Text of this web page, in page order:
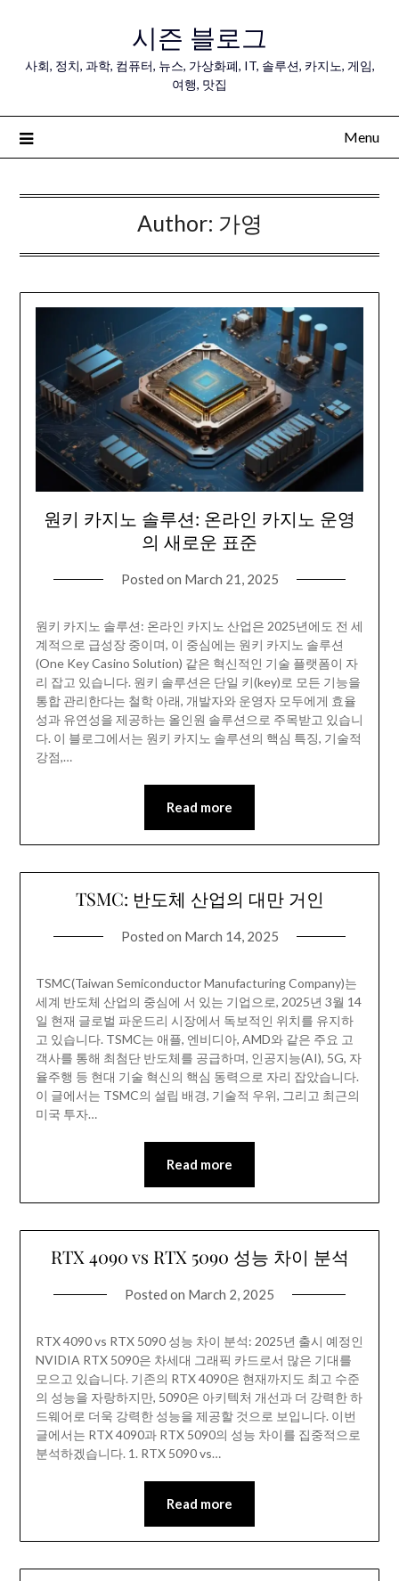
content
시즌 블로그
사회, 정치, 과학, 컴퓨터, 뉴스, 가상화폐, IT, 솔루션, 카지노, 게임,
여행, 맛집
Menu
Author: 가영
원키 카지노 솔루션: 온라인 카지노 운영
의 새로운 표준
Posted on March 21, 2025
원키 카지노 솔루션: 온라인 카지노 산업은 2025년에도 전 세
계적으로 급성장 중이며, 이 중심에는 원키 카지노 솔루션
(One Key Casino Solution) 같은 혁신적인 기술 플랫폼이 자
리 잡고 있습니다. 원키 솔루션은 단일 키(key)로 모든 기능을
통합 관리한다는 철학 아래, 개발자와 운영자 모두에게 효율
성과 유연성을 제공하는 올인원 솔루션으로 주목받고 있습니
다. 이 블로그에서는 원키 카지노 솔루션의 핵심 특징, 기술적
강점,…
Read more
TSMC: 반도체 산업의 대만 거인
Posted on March 14, 2025
TSMC(Taiwan Semiconductor Manufacturing Company)는
세계 반도체 산업의 중심에 서 있는 기업으로, 2025년 3월 14
일 현재 글로벌 파운드리 시장에서 독보적인 위치를 유지하
고 있습니다. TSMC는 애플, 엔비디아, AMD와 같은 주요 고
객사를 통해 최첨단 반도체를 공급하며, 인공지능(AI), 5G, 자
율주행 등 현대 기술 혁신의 핵심 동력으로 자리 잡았습니다.
이 글에서는 TSMC의 설립 배경, 기술적 우위, 그리고 최근의
미국 투자…
Read more
RTX 4090 vs RTX 5090 성능 차이 분석
Posted on March 2, 2025
RTX 4090 vs RTX 5090 성능 차이 분석: 2025년 출시 예정인
NVIDIA RTX 5090은 차세대 그래픽 카드로서 많은 기대를
모으고 있습니다. 기존의 RTX 4090은 현재까지도 최고 수준
의 성능을 자랑하지만, 5090은 아키텍처 개선과 더 강력한 하
드웨어로 더욱 강력한 성능을 제공할 것으로 보입니다. 이번
글에서는 RTX 4090과 RTX 5090의 성능 차이를 집중적으로
분석하겠습니다. 1. RTX 5090 vs…
Read more